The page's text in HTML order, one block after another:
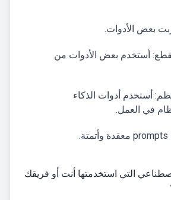
أستخدم بعض الأدوات من
أستخدم أدوات الذكاء
في العمل.
التي استخدمتها أنت أو فريقك